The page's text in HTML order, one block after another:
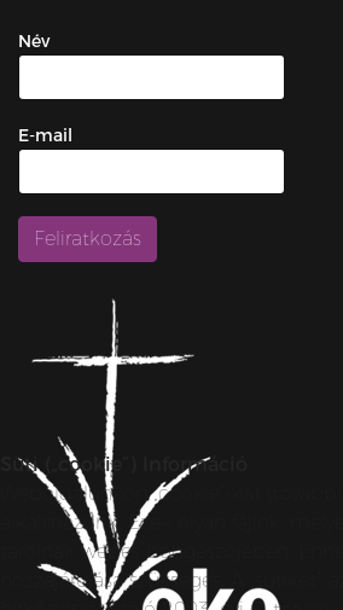
Név
E-mail
Süti („cookie”) Információ
Weboldalunkon „cookie”-kat
alkalmazunk. Ezek olyan fájlok,
tárolnak webes böngészőjében.
hozzájárulása szükséges. A „sütiket”